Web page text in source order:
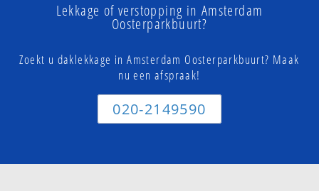
Lekkage of verstopping in Amsterdam
Oosterparkbuurt?
Zoekt u daklekkage in Amsterdam Oosterparkbuurt? Maak
nu een afspraak!
020-2149590